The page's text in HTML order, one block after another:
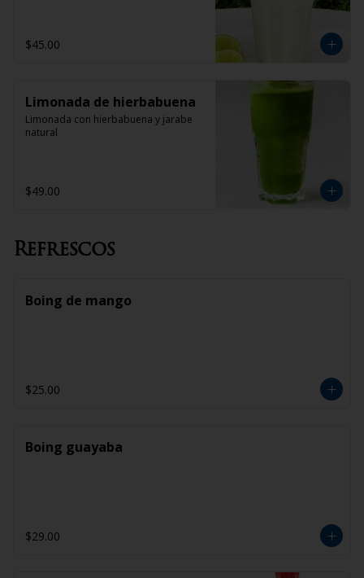
$45.00
Limonada de hierbabuena
Limonada con hierbabuena y jarabe
natural
$49.00
Refrescos
Boing de mango
$25.00
Boing guayaba
$29.00